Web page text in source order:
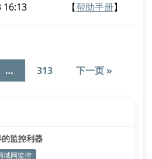
16:13 【帮助手册】
… 313 下一页 »
监控利器
域网监控